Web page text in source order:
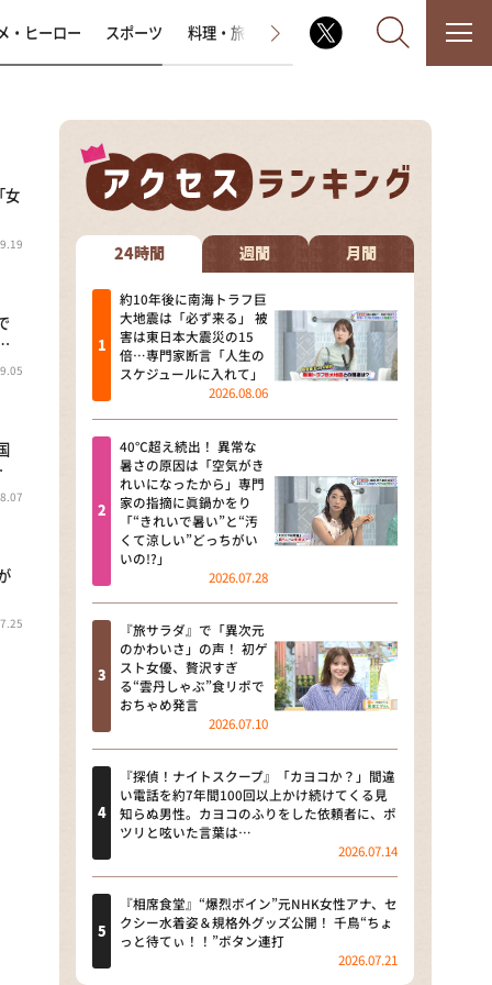
なるみ・岡村の過ぎるTV
相席食堂
これ余談なんですけど・・・
～人生密着トークバラエティ！
～ やすとものいたって真剣です
探偵！ナイトスクープ
news おかえり
河合＆A.B.C-Z塚田×福井アナ
「なんでやねん！？」（news お
かえり）
DAIGOも台所 ～きょうの献立 何
にする？～
本日はダイアンなり！シーズン２
朝だ！生です旅サラダ
教えて！ニュースライブ 正義の
ミカタ
ＬＩＦＥ～夢のカタチ～
新婚さんいらっしゃい！
ポツンと一軒家
ザキ山小屋本館
・ヒーロー スポーツ 料理・旅 ラジオ番組 その他
女
24時間 週間 月間
約10年後に南海トラフ巨
大地震は「必ず来る」 被
害は東日本大震災の15
倍…専門家断言「人生の
スケジュールに入れて」
2026.08.06
40℃超え続出！ 異常な
暑さの原因は「空気がき
れいになったから」専門
家の指摘に眞鍋かをり
「“きれいで暑い”と“汚
くて涼しい”どっちがい
いの!?」
2026.07.28
『旅サラダ』で「異次元
のかわいさ」の声！ 初ゲ
スト女優、贅沢すぎ
る“雲丹しゃぶ”食リポで
おちゃめ発言
2026.07.10
『探偵！ナイトスクープ』「カヨコか？」間違
い電話を約7年間100回以上かけ続けてくる見
知らぬ男性。カヨコのふりをした依頼者に、ポ
ツリと呟いた言葉は…
2026.07.14
『相席食堂』“爆烈ボイン”元NHK女性アナ、セ
クシー水着姿＆規格外グッズ公開！ 千鳥“ちょ
っと待てぃ！！”ボタン連打
2026.07.21